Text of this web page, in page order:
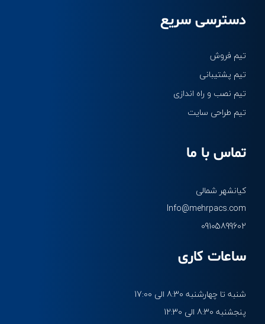
ساعات کاری
شنبه تا چهارشنبه 8:30 الی 17:00
پنجشنبه 8:30 الی 12:30
تماس با ما
کیانشهر شمالی
Info@mehrpacs.com
09105899602
دسترسی سریع
تیم فروش
تیم پشتیبانی
تیم نصب و راه اندازی
تیم طراحی سایت